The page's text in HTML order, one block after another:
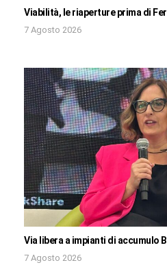
Viabilità, le riaperture prima di
7 Agosto 2026
Via libera a impianti di accumulo
7 Agosto 2026